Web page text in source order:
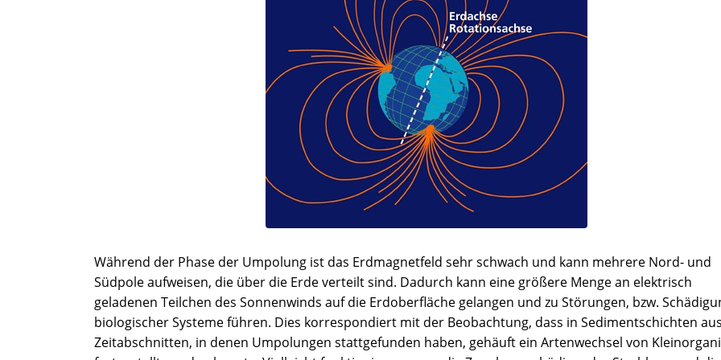
Während der Phase der Umpolung ist das Erdmagnetfeld sehr schwach und kann mehrere Nord- und
Südpole aufweisen, die über die Erde verteilt sind. Dadurch kann eine größere Menge an elektrisch
geladenen Teilchen des Sonnenwinds auf die Erdoberfläche gelangen und zu Störungen, bzw.
biologischer Systeme führen. Dies korrespondiert mit der Beobachtung, dass in Sedimentschichten aus
Zeitabschnitten, in denen Umpolungen stattgefunden haben, gehäuft ein Artenwechsel von